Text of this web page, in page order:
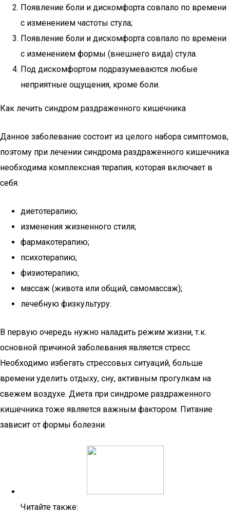
Появление боли и дискомфорта совпало по времени
с изменением частоты стула;
Появление боли и дискомфорта совпало по времени
с изменением формы (внешнего вида) стула.
Под дискомфортом подразумеваются любые
неприятные ощущения, кроме боли.
Как лечить синдром раздраженного кишечника
Данное заболевание состоит из целого набора симптомов,
поэтому при лечении синдрома раздраженного кишечника
необходима комплексная терапия, которая включает в
себя:
диетотерапию;
изменения жизненного стиля;
фармакотерапию;
психотерапию;
физиотерапию;
массаж (живота или общий, самомассаж);
лечебную физкультуру.
В первую очередь нужно наладить режим жизни, т.к.
основной причиной заболевания является стресс.
Необходимо избегать стрессовых ситуаций, больше
времени уделить отдыху, сну, активным прогулкам на
свежем воздухе. Диета при синдроме раздраженного
кишечника тоже является важным фактором. Питание
зависит от формы болезни.
Читайте также: